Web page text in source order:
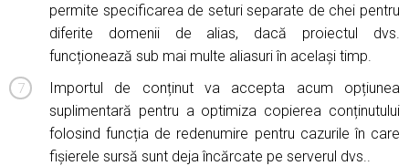
permite specificarea de seturi separate de chei pentru
diferite domenii de alias, dacă proiectul dvs.
funcționează sub mai multe aliasuri în același timp.
Importul de conținut va accepta acum opțiunea
suplimentară pentru a optimiza copierea conținutului
folosind funcția de redenumire pentru cazurile în care
fișierele sursă sunt deja încărcate pe serverul dvs..